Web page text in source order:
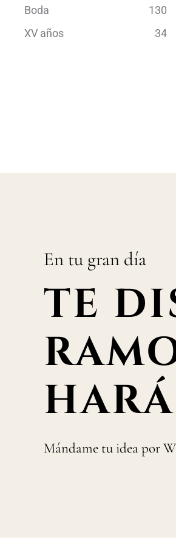
Boda
130
XV años
34
En tu gran día
TE
Mándame tu idea por